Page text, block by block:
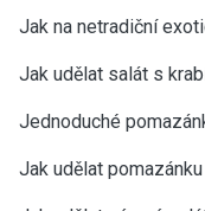
Jak na netradiční
Jak udělat salát s
Jednoduché
Jak udělat